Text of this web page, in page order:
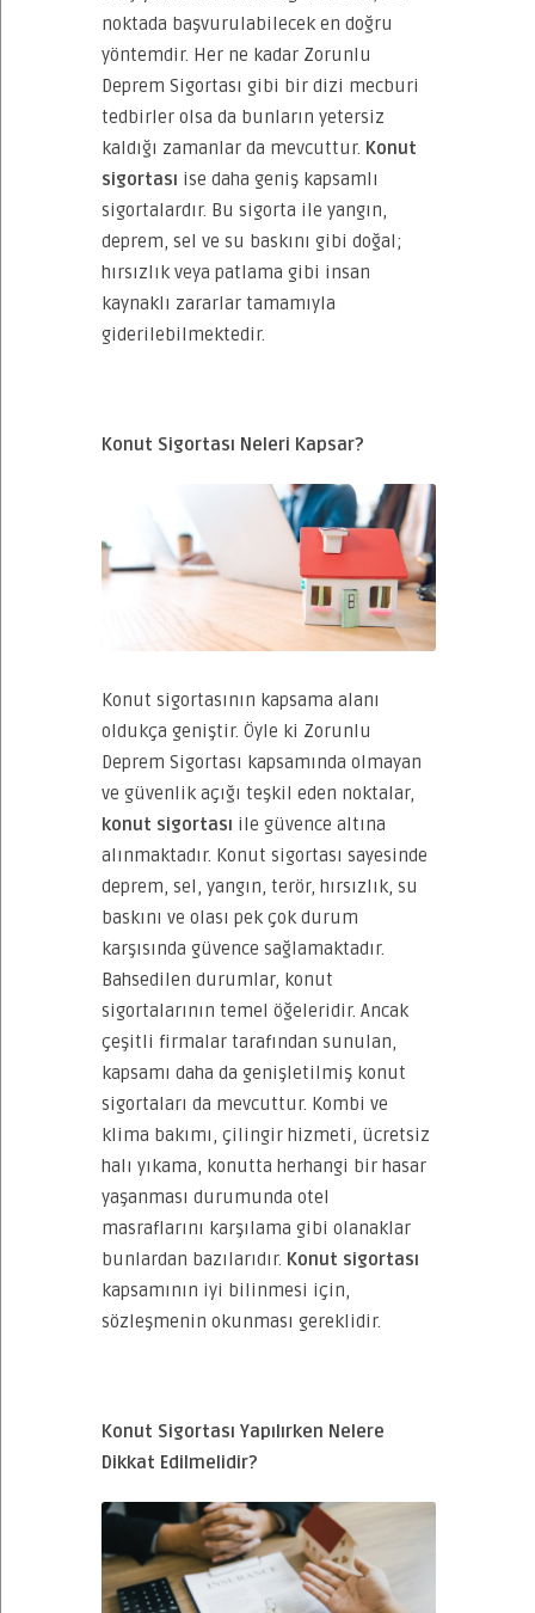
noktada başvurulabilecek en doğru
yöntemdir. Her ne kadar Zorunlu
Deprem Sigortası gibi bir dizi mecburi
tedbirler olsa da bunların yetersiz
kaldığı zamanlar da mevcuttur. Konut
sigortası ise daha geniş kapsamlı
sigortalardır. Bu sigorta ile yangın,
deprem, sel ve su baskını gibi doğal;
hırsızlık veya patlama gibi insan
kaynaklı zararlar tamamıyla
giderilebilmektedir.
Konut Sigortası Neleri Kapsar?
Konut sigortasının kapsama alanı
oldukça geniştir. Öyle ki Zorunlu
Deprem Sigortası kapsamında olmayan
ve güvenlik açığı teşkil eden noktalar,
konut sigortası ile güvence altına
alınmaktadır. Konut sigortası sayesinde
deprem, sel, yangın, terör, hırsızlık, su
baskını ve olası pek çok durum
karşısında güvence sağlamaktadır.
Bahsedilen durumlar, konut
sigortalarının temel öğeleridir. Ancak
çeşitli firmalar tarafından sunulan,
kapsamı daha da genişletilmiş konut
sigortaları da mevcuttur. Kombi ve
klima bakımı, çilingir hizmeti, ücretsiz
halı yıkama, konutta herhangi bir hasar
yaşanması durumunda otel
masraflarını karşılama gibi olanaklar
bunlardan bazılarıdır. Konut sigortası
kapsamının iyi bilinmesi için,
sözleşmenin okunması gereklidir.
Konut Sigortası Yapılırken Nelere
Dikkat Edilmelidir?